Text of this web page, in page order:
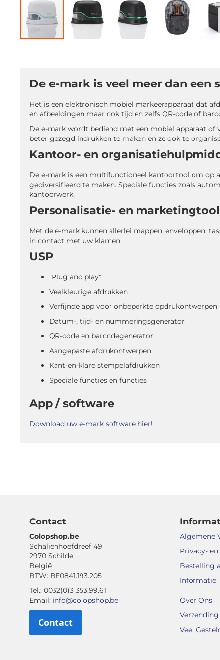
afbeeldingen-
gallerij
De e-mark is veel meer dan een
Het is een elektronisch mobiel markeerapparaat dat
en afbeeldingen maar ook tijd en zelfs QR-code of
De e-mark wordt bediend met een mobiel apparaat
beter gezegd indrukken te maken en ze ook te
Kantoor- en
De e-mark is een multifunctioneel kantoortool om op
gediversifieerd te maken. Speciale functies zoals
kantoorwerk.
Personalisatie- en marketingtool
Met de e-mark kunnen allerlei mappen, enveloppen,
in contact met uw klanten.
USP
"Plug and play"
Veelkleurige afdrukken
Verfijnde app voor onbeperkte opdrukontwerpen
Datum-, tijd- en nummeringsgenerator
QR-code en barcodegenerator
Aangepaste afdrukontwerpen
Kant-en-klare stempelafdrukken
Speciale functies en functies
App / software
Download uw e-mark software hier!
Contact
Colopshop.be
Schaliënhoefdreef 49
2970 Schilde
België
BTW: BE0841.193.205
Tel.: 0032(0)3 353.99.61
Email: info@colopshop.be
Contact
Algemene
Privacy-
Bestelling
Informatie
Over Ons
Veel